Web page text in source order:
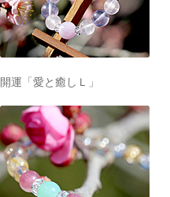
開運「愛と癒しＬ」